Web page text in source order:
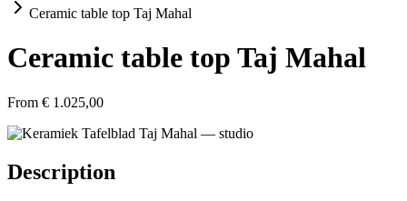
Ceramic table top Taj Mahal
Ceramic table top Taj Mahal
From € 1.025,00
Description